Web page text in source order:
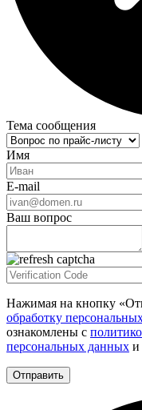
Тема сообщения
Имя
E-mail
Ваш вопрос
Нажимая на кнопку
обработку
ознакомлены с
персональных данных и